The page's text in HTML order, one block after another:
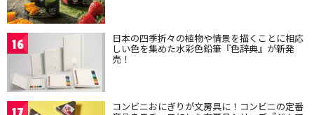
16 日本の四季折々の植物や情景を描くことに相応
しい色を集めた水彩色鉛筆『色辞典』が新発
売！
コンビニおにぎりが文房具に！コンビニの定番